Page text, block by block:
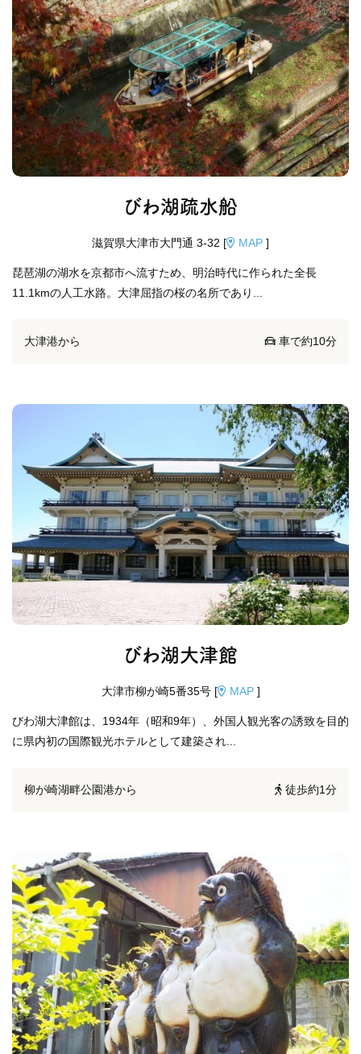
びわ湖疏水船
滋賀県大津市大門通 3-32 [ MAP ]
琵琶湖の湖水を京都市へ流すため、明治時代に作られた全長
11.1kmの人工水路。大津屈指の桜の名所であり...
大津港から 車で約10分
びわ湖大津館
大津市柳が崎5番35号 [ MAP]
びわ湖大津館は、1934年（昭和9年）、外国人観光客の誘致を目的
に県内初の国際観光ホテルとして建築され...
柳が崎湖畔公園港から 徒歩約1分